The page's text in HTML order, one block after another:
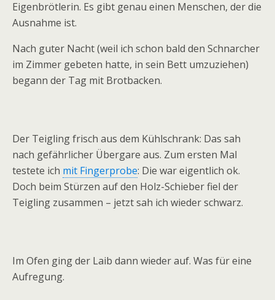
Eigenbrötlerin. Es gibt genau einen Menschen, der die
Ausnahme ist.
Nach guter Nacht (weil ich schon bald den Schnarcher
im Zimmer gebeten hatte, in sein Bett umzuziehen)
begann der Tag mit Brotbacken.
Der Teigling frisch aus dem Kühlschrank: Das sah
nach gefährlicher Übergare aus. Zum ersten Mal
testete ich mit Fingerprobe: Die war eigentlich ok.
Doch beim Stürzen auf den Holz-Schieber fiel der
Teigling zusammen – jetzt sah ich wieder schwarz.
Im Ofen ging der Laib dann wieder auf. Was für eine
Aufregung.